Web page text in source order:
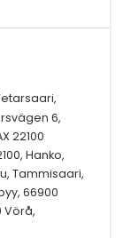
6,
22100
Hanko,
Tammisaari,
66900
Vörå,